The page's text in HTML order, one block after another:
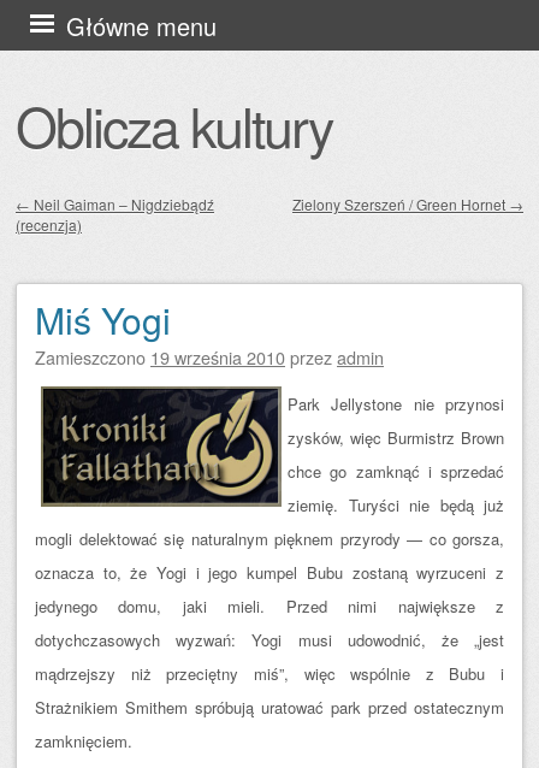
Oblicza kultury
Główne menu
Przejdź
do
Zobacz wpisy
← Neil Gaiman – Nigdziebądź
(recenzja)
Zielony Szerszeń / Green Hornet →
Miś Yogi
Zamieszczono 19 września 2010przezadmin
Park Jellystone nie przynosi
zysków, więc Burmistrz Brown
chce go zamknąć i sprzedać
ziemię. Turyści nie będą już
mogli delektować się naturalnym pięknem przyrody — co gorsza,
oznacza to, że Yogi i jego kumpel Bubu zostaną wyrzuceni z
jedynego domu, jaki mieli. Przed nimi największe z
dotychczasowych wyzwań: Yogi musi udowodnić, że „jest
mądrzejszy niż przeciętny miś”, więc wspólnie z Bubu i
Strażnikiem Smithem spróbują uratować park przed ostatecznym
zamknięciem.